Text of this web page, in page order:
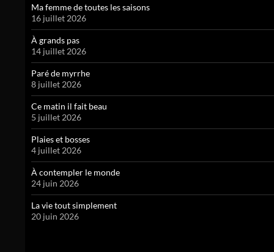
Ma femme de toutes les saisons
16 juillet 2026
À grands pas
14 juillet 2026
Paré de myrrhe
8 juillet 2026
Ce matin il fait beau
5 juillet 2026
Plaies et bosses
4 juillet 2026
À contempler le monde
24 juin 2026
La vie tout simplement
20 juin 2026